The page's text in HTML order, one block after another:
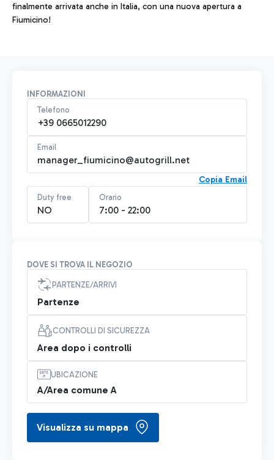
finalmente arrivata anche in Italia, con una nuova apertura a
Fiumicino!
INFORMAZIONI
Telefono
+39 0665012290
Email
manager_fiumicino@autogrill.net
Copia Email
Duty free
NO
Orario
7:00 - 22:00
DOVE SI TROVA IL NEGOZIO
PARTENZE/ARRIVI
Partenze
CONTROLLI DI SICUREZZA
Area dopo i controlli
UBICAZIONE
A/Area comune A
Visualizza su mappa